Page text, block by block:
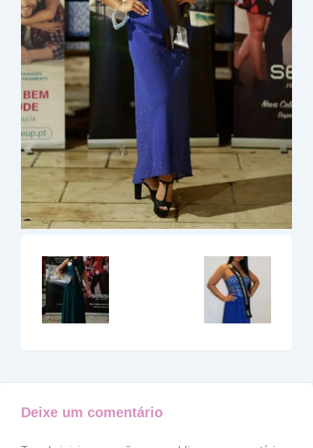
Deixe um comentário